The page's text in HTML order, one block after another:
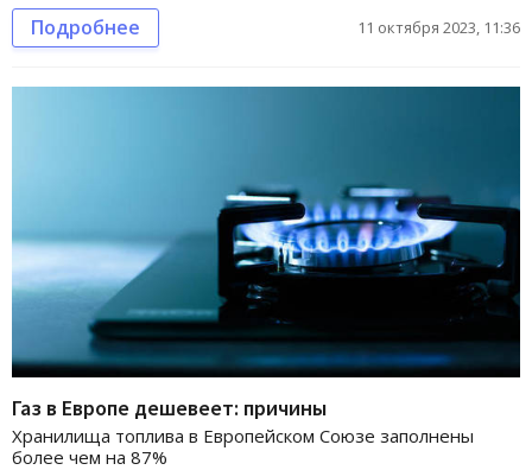
Подробнее 11 октября 2023, 11:36
Газ в Европе дешевеет: причины
Хранилища топлива в Европейском Союзе заполнены
более чем на 87%